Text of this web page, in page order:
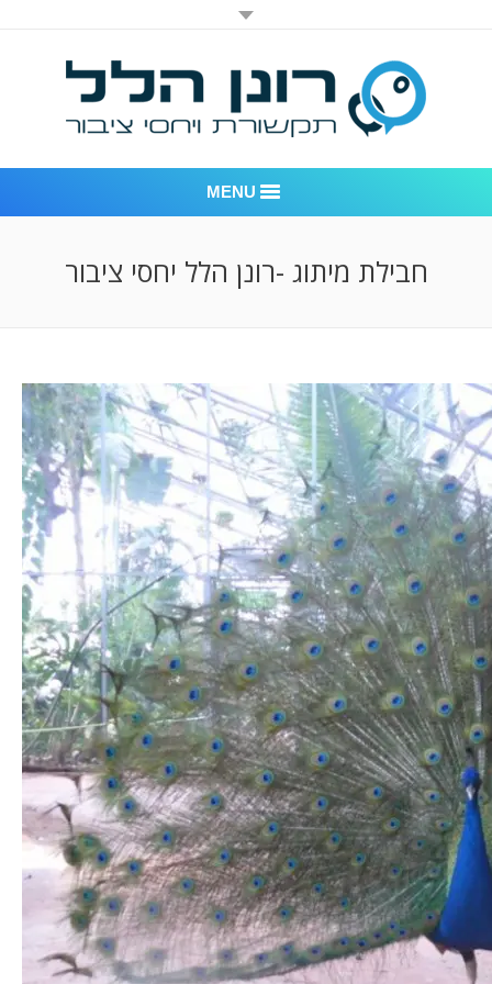
MENU
לקוחות – משרד יחסי ציבור רונן הלל
חדר חדשות
המלצות
ניהול מוניטין
צור קשר
חבילת מיתוג -רונן הלל יחסי ציבור